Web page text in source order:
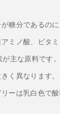
糖分であるの
ミノ酸、ビタ
主な原料です。
く異なります
ーは乳白色で